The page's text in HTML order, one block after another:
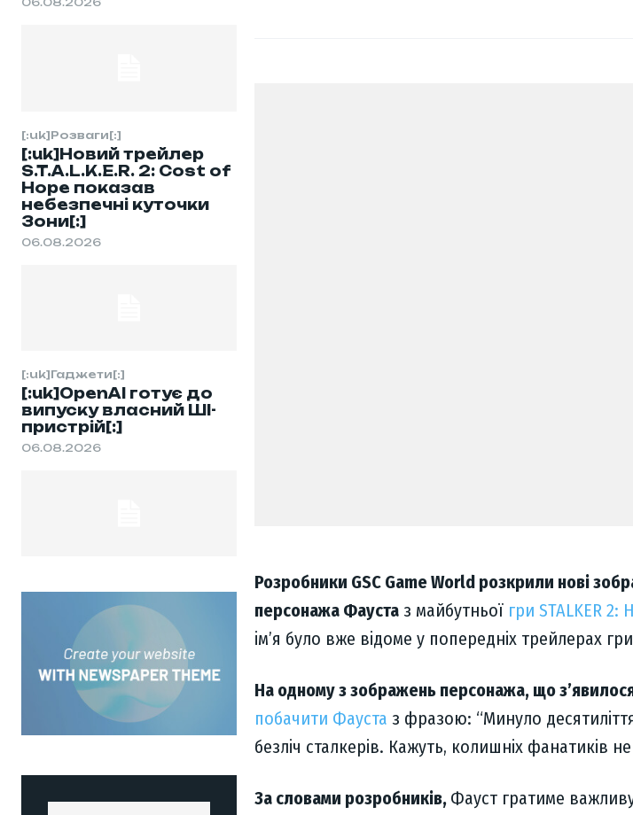
[:uk]Розваги[:]
[:uk]Новий трейлер
S.T.A.L.K.E.R. 2: Cost of
Hope показав
небезпечні куточки
Зони[:]
06.08.2026
[:uk]Гаджети[:]
[:uk]OpenAI готує до
випуску власний ШІ-
пристрій[:]
06.08.2026
Розробники GSC Game World розкрили нові
персонажа Фауста з майбутньої гри STALKER
ім’я було вже відоме у попередніх трейлерах
На одному з зображень персонажа, що
побачити Фауста з фразою: “Минуло
безліч сталкерів. Кажуть, колишніх фанатиків
За словами розробників, Фауст гратиме